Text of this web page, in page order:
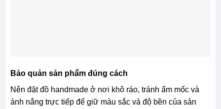
Bảo quản sản phẩm đúng cách
Nên đặt đồ handmade ở nơi khô ráo, tránh ẩm mốc và
ánh nắng trực tiếp để giữ màu sắc và độ bền của sản